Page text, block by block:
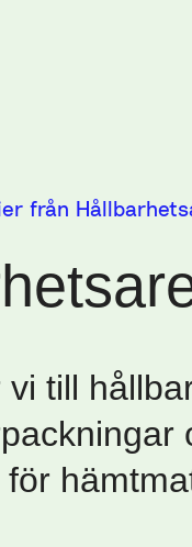
från
till